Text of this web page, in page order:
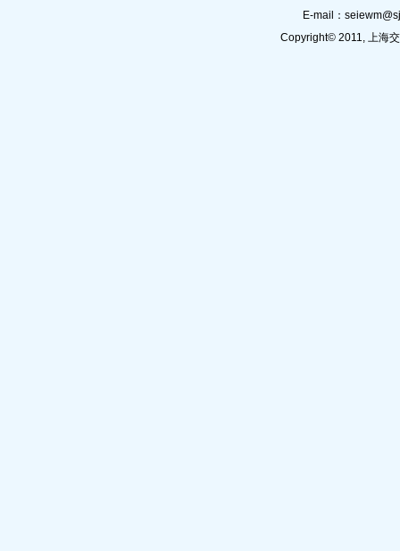
E-mail：
Copyright© 2011, 上海